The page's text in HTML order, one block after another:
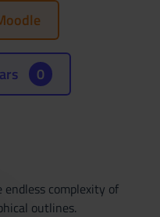
0
complexity of
outlines.